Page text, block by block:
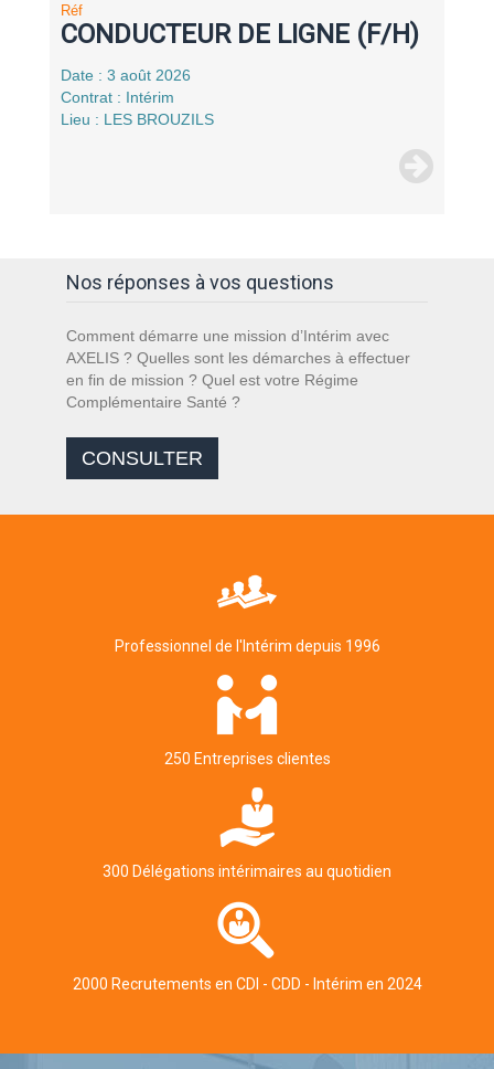
Réf
CONDUCTEUR DE LIGNE (F/H)
Date : 3 août 2026
Contrat : Intérim
Lieu : LES BROUZILS
Nos réponses à vos questions
Comment démarre une mission d’Intérim avec
AXELIS ? Quelles sont les démarches à effectuer
en fin de mission ? Quel est votre Régime
Complémentaire Santé ?
CONSULTER
Professionnel de l'Intérim depuis 1996
250 Entreprises clientes
300 Délégations intérimaires au quotidien
2000 Recrutements en CDI - CDD - Intérim en 2024